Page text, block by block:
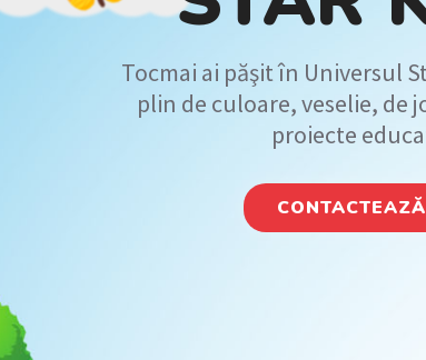
Tocmai ai păşit în Universul
plin de culoare, veselie, de
proiecte